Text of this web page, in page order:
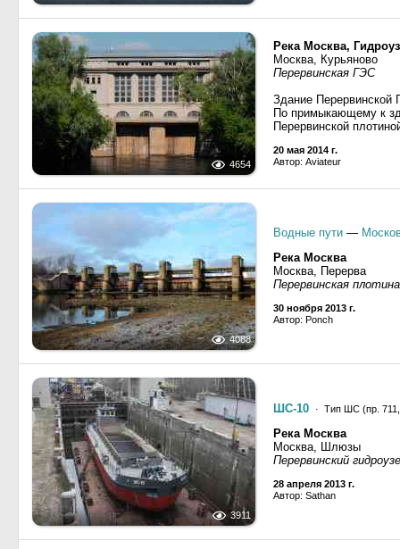
4654
Река Москва,
Москва, Курьяново
Перервинская ГЭС
Здание
По примыкающему к
Перервинской
20 мая 2014 г.
Автор: Aviateur
4088
Водные пути —
Река Москва
Москва, Перерва
Перервинская
30 ноября 2013 г.
Автор: Ponch
3911
ШС-10 · Тип ШС (пр.
Река Москва
Москва, Шлюзы
Перервинский
28 апреля 2013 г.
Автор: Sathan